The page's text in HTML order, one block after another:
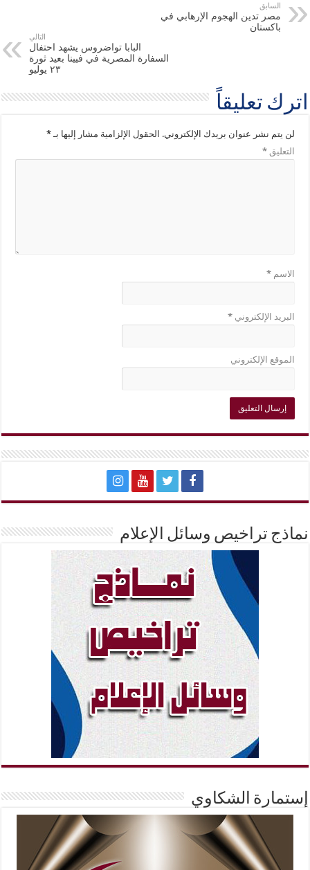
السابق
مصر تدين الهجوم الإرهابي في
باكستان
التالي
البابا تواضروس يشهد احتفال
السفارة المصرية في فيينا بعيد ثورة
٢٣ يوليو
اترك تعليقاً
لن يتم نشر عنوان بريدك الإلكتروني. الحقول الإلزامية مشار إليها بـ*
التعليق*
الاسم*
البريد الإلكتروني*
الموقع الإلكتروني
نماذج تراخيص وسائل الإعلام
إستمارة الشكاوي